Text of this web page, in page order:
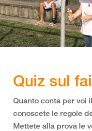
Quiz sul
Quanto conta per voi
conoscete le regole
Mettete alla prova le